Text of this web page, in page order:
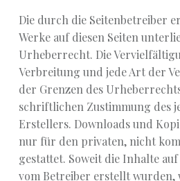
Die durch die Seitenbetreiber
Werke auf diesen Seiten
Urheberrecht. Die
Verbreitung und jede Art der
der Grenzen des
schriftlichen Zustimmung des
Erstellers. Downloads und
nur für den privaten, nicht
gestattet. Soweit die Inhalte
vom Betreiber erstellt wurden,